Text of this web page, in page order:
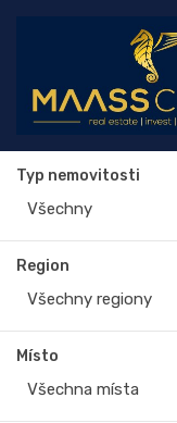
Typ nemovitosti
Všechny
Region
Všechny regiony
Místo
Všechna místa